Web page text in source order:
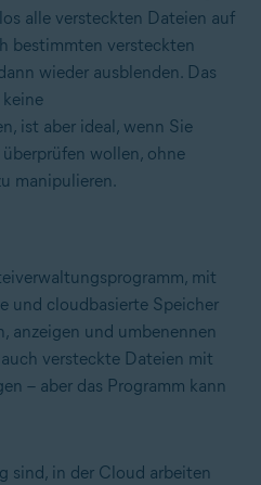
alle versteckten Dateien auf
bestimmten versteckten
wieder ausblenden. Das
ist aber ideal, wenn Sie
überprüfen wollen, ohne
manipulieren.
mit
und cloudbasierte Speicher
anzeigen und umbenennen
versteckte Dateien mit
– aber das Programm kann
sind, in der Cloud arbeiten